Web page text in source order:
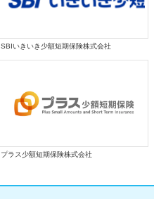
SBIいきいき少額短期保険株式会社
プラス少額短期保険株式会社